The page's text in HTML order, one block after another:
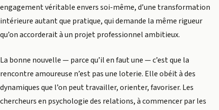
engagement véritable envers soi-même, d’une transformation
intérieure autant que pratique, qui demande la même rigueur
qu’on accorderait à un projet professionnel ambitieux.
La bonne nouvelle — parce qu’il en faut une — c’est que la
rencontre amoureuse n’est pas une loterie. Elle obéit à des
dynamiques que l’on peut travailler, orienter, favoriser. Les
chercheurs en psychologie des relations, à commencer par les